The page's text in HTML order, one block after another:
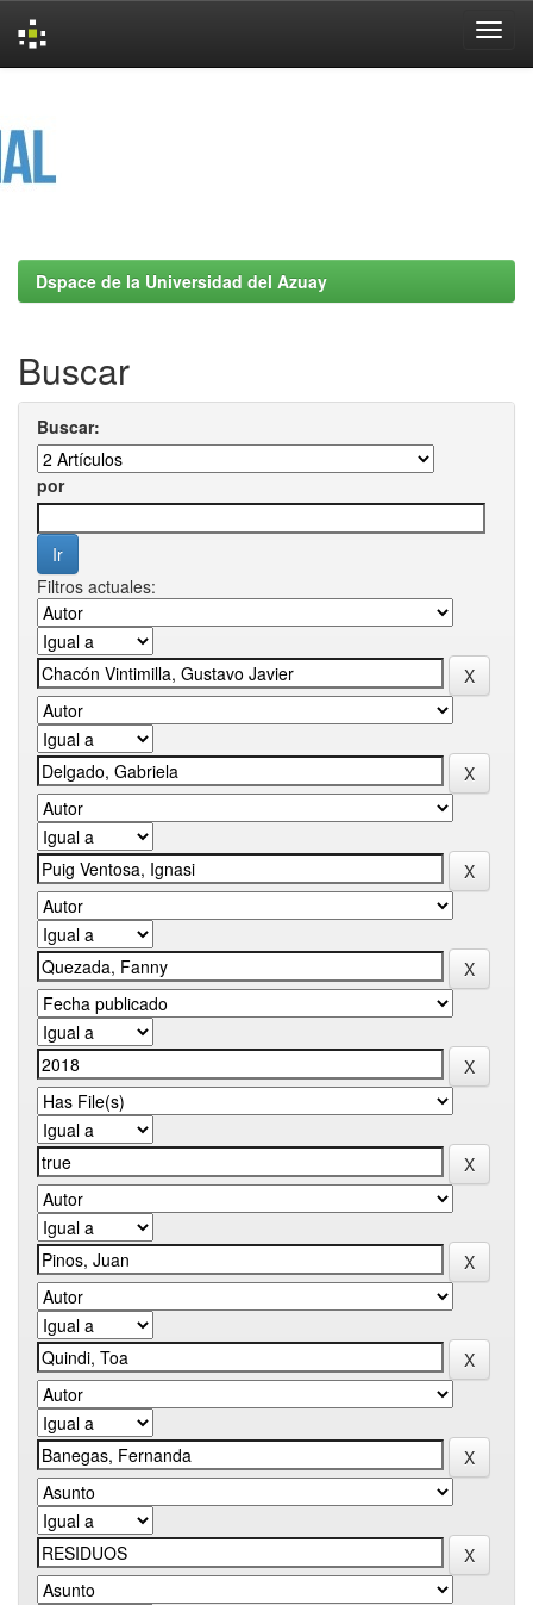
Dspace de la Universidad del Azuay
Buscar
Buscar:
por
Filtros actuales: